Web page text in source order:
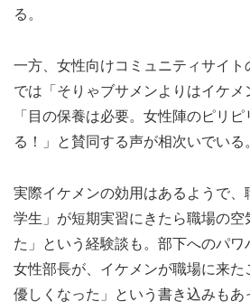
る。
一方、女性向けコミュニティサイ
では「そりゃブサメンよりはイケメ
「目の保養は必要。女性陣のピリ
る！」と賛同する声が相次いでいる。
実際イケメンの効用はあるようで
学生」が短期実習にきたら職場の
た」という経験談も。部下へのパ
女性部長が、イケメンが職場に来
優しくなった」という書き込みもあ